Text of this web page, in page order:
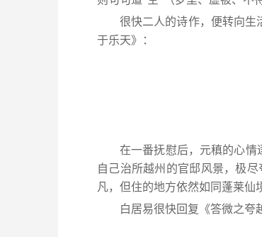
很快二人的诗作，便转向生
于乐天》：
在一番抚慰后，元稹的心情
自己治所越州的官邸风景，极
凡，但住的地方依然如同蓬莱仙
白居易很快回复《答微之夸